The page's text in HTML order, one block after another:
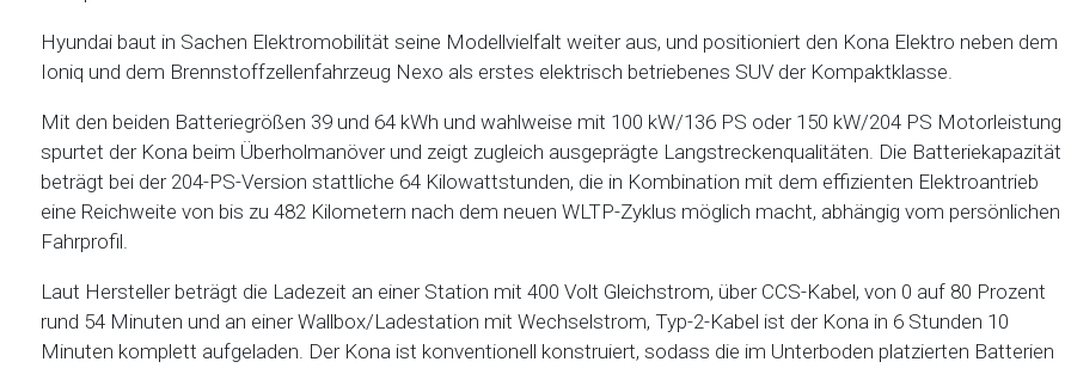
Hyundai baut in Sachen Elektromobilität seine Modellvielfalt weiter aus, und positioniert den Kona Elektro neben dem
Ioniq und dem Brennstoffzellenfahrzeug Nexo als erstes elektrisch betriebenes SUV der Kompaktklasse.
Mit den beiden Batteriegrößen 39 und 64 kWh und wahlweise mit 100 kW/136 PS oder 150 kW/204 PS Motorleistung
spurtet der Kona beim Überholmanöver und zeigt zugleich ausgeprägte Langstreckenqualitäten. Die Batteriekapazität
beträgt bei der 204-PS-Version stattliche 64 Kilowattstunden, die in Kombination mit dem effizienten Elektroantrieb
eine Reichweite von bis zu 482 Kilometern nach dem neuen WLTP-Zyklus möglich macht, abhängig vom persönlichen
Fahrprofil.
Laut Hersteller beträgt die Ladezeit an einer Station mit 400 Volt Gleichstrom, über CCS-Kabel, von 0 auf 80 Prozent
rund 54 Minuten und an einer Wallbox/Ladestation mit Wechselstrom, Typ-2-Kabel ist der Kona in 6 Stunden 10
Minuten komplett aufgeladen. Der Kona ist konventionell konstruiert, sodass die im Unterboden platzierten Batterien